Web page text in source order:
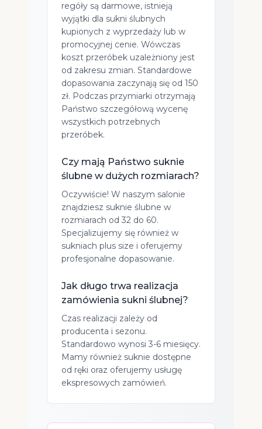
regóły są darmowe, istnieją
wyjątki dla sukni ślubnych
kupionych z wyprzedaży lub w
promocyjnej cenie. Wówczas
koszt przeróbek uzależniony jest
od zakresu zmian. Standardowe
dopasowania zaczynają się od 150
zł. Podczas przymiarki otrzymają
Państwo szczegółową wycenę
wszystkich potrzebnych
przeróbek.
Czy mają Państwo suknie
ślubne w dużych rozmiarach?
Oczywiście! W naszym salonie
znajdziesz suknie ślubne w
rozmiarach od 32 do 60.
Specjalizujemy się również w
sukniach plus size i oferujemy
profesjonalne dopasowanie.
Jak długo trwa realizacja
zamówienia sukni ślubnej?
Czas realizacji zależy od
producenta i sezonu.
Standardowo wynosi 3-6 miesięcy.
Mamy również suknie dostępne
od ręki oraz oferujemy usługę
ekspresowych zamówień.